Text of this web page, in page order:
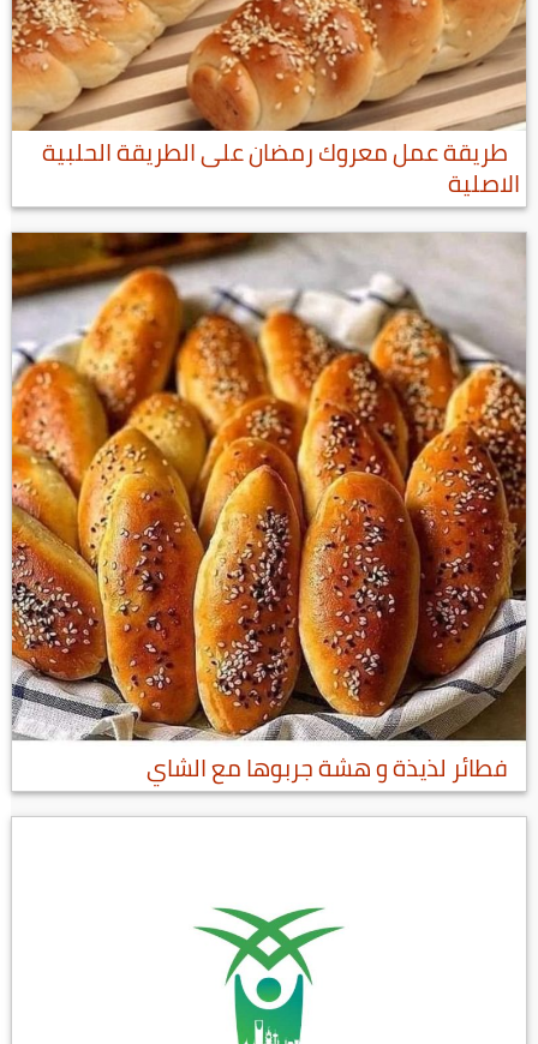
طريقة عمل معروك رمضان على الطريقة الحلبية
الاصلية
فطائر لذيذة و هشة جربوها مع الشاي